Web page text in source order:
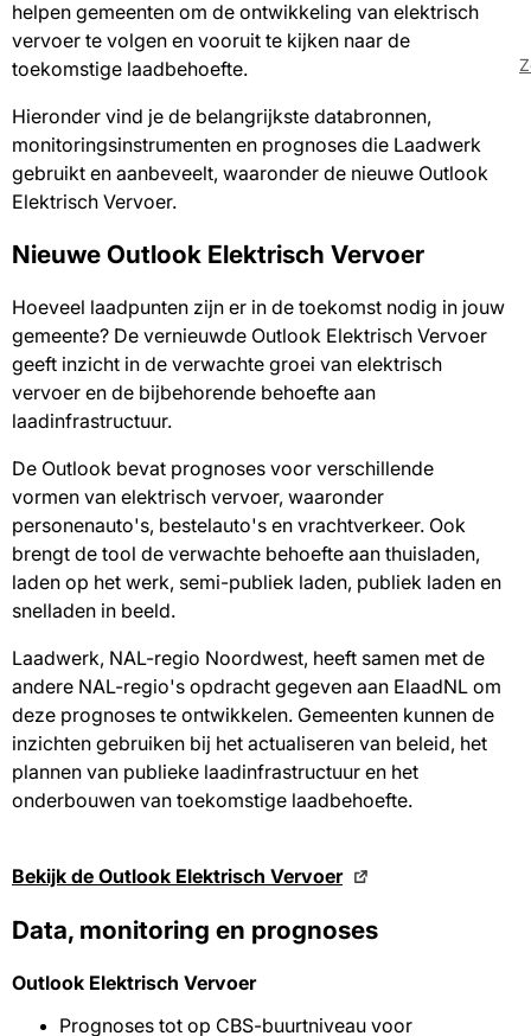
helpen gemeenten om de ontwikkeling van elektrisch
vervoer te volgen en vooruit te kijken naar de
toekomstige laadbehoefte.
Hieronder vind je de belangrijkste databronnen,
monitoringsinstrumenten en prognoses die Laadwerk
gebruikt en aanbeveelt, waaronder de nieuwe Outlook
Elektrisch Vervoer.
Nieuwe Outlook Elektrisch Vervoer
Hoeveel laadpunten zijn er in de toekomst nodig in jouw
gemeente? De vernieuwde Outlook Elektrisch Vervoer
geeft inzicht in de verwachte groei van elektrisch
vervoer en de bijbehorende behoefte aan
laadinfrastructuur.
De Outlook bevat prognoses voor verschillende
vormen van elektrisch vervoer, waaronder
personenauto's, bestelauto's en vrachtverkeer. Ook
brengt de tool de verwachte behoefte aan thuisladen,
laden op het werk, semi-publiek laden, publiek laden en
snelladen in beeld.
Laadwerk, NAL-regio Noordwest, heeft samen met de
andere NAL-regio's opdracht gegeven aan ElaadNL om
deze prognoses te ontwikkelen. Gemeenten kunnen de
inzichten gebruiken bij het actualiseren van beleid, het
plannen van publieke laadinfrastructuur en het
onderbouwen van toekomstige laadbehoefte.
Bekijk de Outlook Elektrisch Vervoer
Data, monitoring en prognoses
Outlook Elektrisch Vervoer
Prognoses tot op CBS-buurtniveau voor